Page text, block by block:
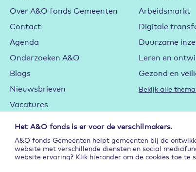
Het A&O fonds is er voor de verschilmakers.
A&O fonds Gemeenten helpt gemeenten bij de
website met verschillende diensten en social
website ervaring? Klik hieronder om de cookies toe te
Over A&O fonds Gemeenten
Contact
Agenda
Onderzoeken A&O
Blogs
Nieuwsbrieven
Vacatures
Subsidie
Arbeidsmarkt
Digitale
Duurzame
Leren en
Gezond en
Bekijk alle